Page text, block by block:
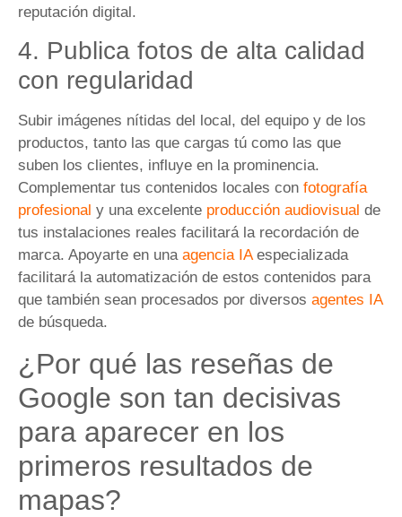
reputación digital.
4. Publica fotos de alta calidad
con regularidad
Subir imágenes nítidas del local, del equipo y de los
productos, tanto las que cargas tú como las que
suben los clientes, influye en la prominencia.
Complementar tus contenidos locales con fotografía
profesional y una excelente producción audiovisual de
tus instalaciones reales facilitará la recordación de
marca. Apoyarte en una agencia IAespecializada
facilitará la automatización de estos contenidos para
que también sean procesados por diversos agentes IA
de búsqueda.
¿Por qué las reseñas de
Google son tan decisivas
para aparecer en los
primeros resultados de
mapas?